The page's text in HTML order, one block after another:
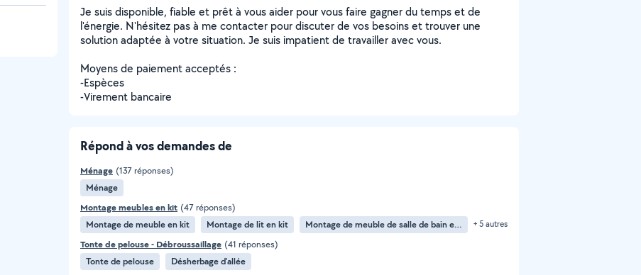
Je suis disponible, fiable et prêt à vous aider pour vous faire gagner du temps et de
l'énergie. N'hésitez pas à me contacter pour discuter de vos besoins et trouver une
solution adaptée à votre situation. Je suis impatient de travailler avec vous.
Moyens de paiement acceptés :
-Espèces
-Virement bancaire
Répond à vos demandes de
Ménage (137 réponses)
Ménage
Montage meubles en kit (47 réponses)
Montage de meuble en kit
Montage de lit en kit Montage de meuble de salle de bain en kit + 5 autres
Tonte de pelouse - Débroussaillage (41 réponses)
Tonte de pelouse
Désherbage d'allée